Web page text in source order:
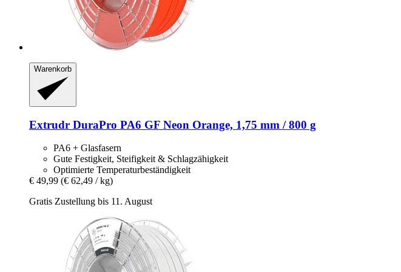
Warenkorb
Extrudr DuraPro PA6 GF Neon Orange, 1,75 mm / 800 g
PA6 + Glasfasern
Gute Festigkeit, Steifigkeit & Schlagzähigkeit
Optimierte Temperaturbeständigkeit
€ 49,99 (€ 62,49 / kg)
Gratis Zustellung bis 11. August